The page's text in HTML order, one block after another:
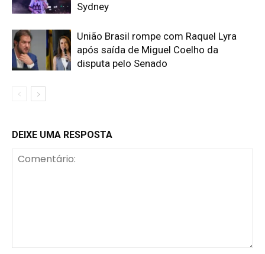
Sydney
União Brasil rompe com Raquel Lyra
após saída de Miguel Coelho da
disputa pelo Senado
DEIXE UMA RESPOSTA